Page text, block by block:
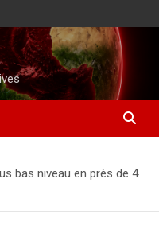
bas niveau en près de 4